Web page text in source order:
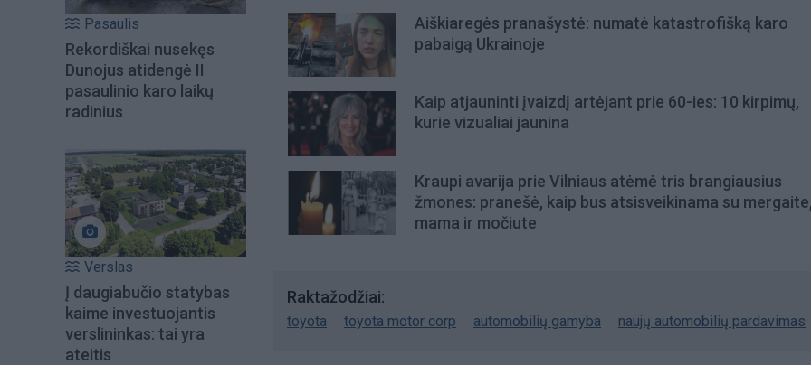
Pasaulis
Rekordiškai nusekęs
Dunojus atidengė II
pasaulinio karo laikų
radinius
Verslas
Į daugiabučio statybas
kaime investuojantis
verslininkas: tai yra
ateitis
Aiškiaregės pranašystė: numatė katastrofišką karo
pabaigą Ukrainoje
Kaip atjauninti įvaizdį artėjant prie 60-ies: 10 kirpimų,
kurie vizualiai jaunina
Kraupi avarija prie Vilniaus atėmė tris brangiausius
žmones: pranešė, kaip bus atsisveikinama su
mama ir močiute
Raktažodžiai
toyota toyota motor corp automobilių gamyba naujų automobilių pardavimas